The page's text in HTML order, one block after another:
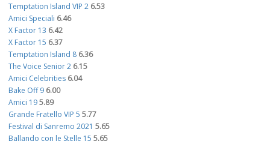
Temptation Island VIP 2 6.53
Amici Speciali 6.46
X Factor 13 6.42
X Factor 15 6.37
Temptation Island 8 6.36
The Voice Senior 2 6.15
Amici Celebrities 6.04
Bake Off 9 6.00
Amici 195.89
Grande Fratello VIP 5 5.77
Festival di Sanremo 2021 5.65
Ballando con le Stelle 15 5.65